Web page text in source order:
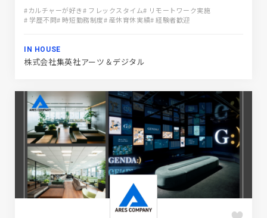
#カルチャーが好き# フレックスタイム# リモートワーク実施
# 学歴不問# 時短勤務制度# 産休育休実績# 経験者歓迎
IN HOUSE
株式会社集英社アーツ＆デジタル